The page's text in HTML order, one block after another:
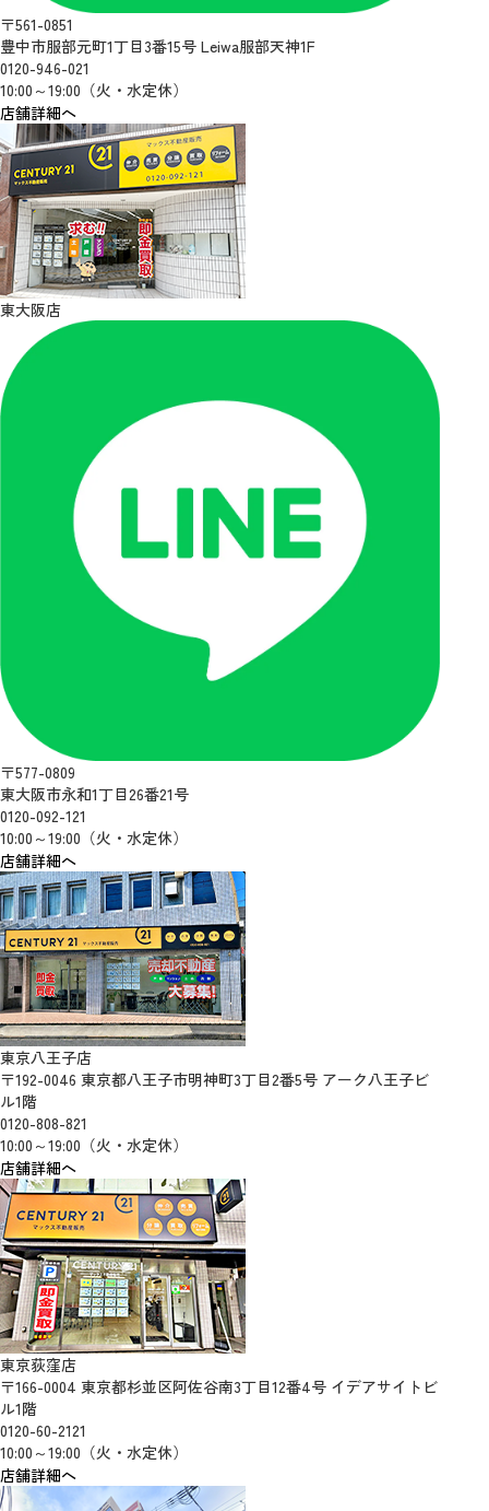
〒561-0851
豊中市服部元町1丁目3番15号 Leiwa服部天神1F
0120-946-021
10:00～19:00（火・水定休）
店舗詳細へ
東大阪店
〒577-0809
東大阪市永和1丁目26番21号
0120-092-121
10:00～19:00（火・水定休）
店舗詳細へ
東京八王子店
〒192-0046 東京都八王子市明神町3丁目2番5号 アーク八王子ビ
ル1階
0120-808-821
10:00～19:00（火・水定休）
店舗詳細へ
東京荻窪店
〒166-0004 東京都杉並区阿佐谷南3丁目12番4号 イデアサイトビ
ル1階
0120-60-2121
10:00～19:00（火・水定休）
店舗詳細へ